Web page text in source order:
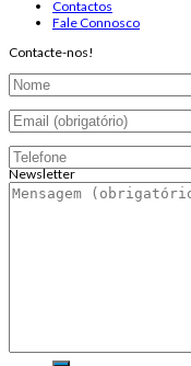
Contactos
Fale Connosco
Contacte-nos!
Newsletter
Endereço de email: